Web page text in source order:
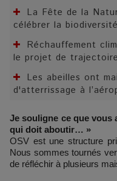
La Fête de la
célébrer la biodiversité
Réchauffement
le projet de
Les abeilles ont
d'atterrissage à
Je souligne ce que vous avez dit « On engage une réflexion
qui doit aboutir… »
OSV est une structure
Nous sommes tournés
de réfléchir à plusieurs